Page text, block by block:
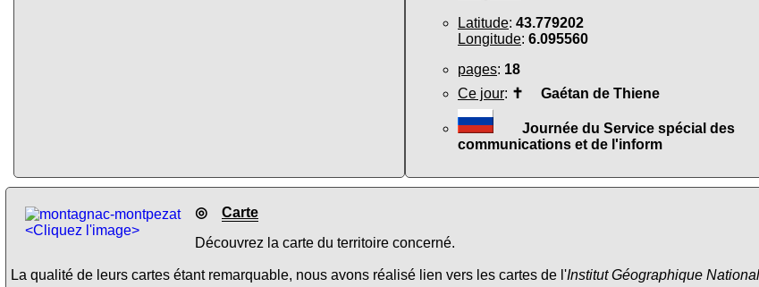
Latitude: 43.779202
Longitude: 6.095560
pages: 18
Ce jour: ✝ Gaétan de Thiene
Journée du Service spécial des
communications et de l'inform
<Cliquez l'image>
◎ Carte
Découvrez la carte du territoire concerné.
La qualité de leurs cartes étant remarquable, nous avons réalisé lien vers les cartes de l'Institut Géographique